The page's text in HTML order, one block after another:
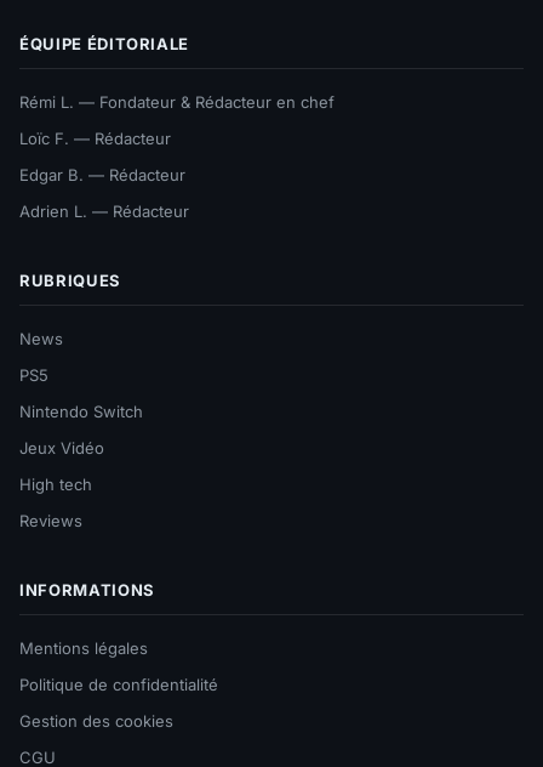
ÉQUIPE ÉDITORIALE
Rémi L. — Fondateur & Rédacteur en chef
Loïc F. — Rédacteur
Edgar B. — Rédacteur
Adrien L. — Rédacteur
RUBRIQUES
News
PS5
Nintendo Switch
Jeux Vidéo
High tech
Reviews
INFORMATIONS
Mentions légales
Politique de confidentialité
Gestion des cookies
CGU